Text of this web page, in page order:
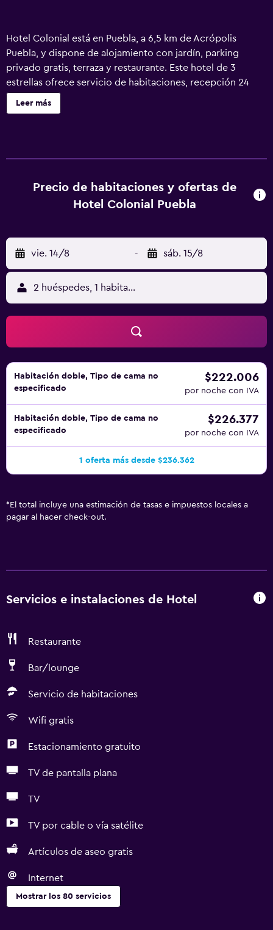
Hotel Colonial está en Puebla, a 6,5 km de Acrópolis
Puebla, y dispone de alojamiento con jardín, parking
privado gratis, terraza y restaurante. Este hotel de 3
estrellas ofrece servicio de habitaciones, recepción 24
horas y wifi gratis. El alojamiento está a 4 min a pie de
Biblioteca Palafoxiana y a 400 metros del centro de la
también tienen vistas a la ciudad. En el hotel, todas las
habitaciones incluyen ropa de cama y toallas. Centro de
(Aeropuerto internacional Hermanos Serdán) está a 23 km.
Leer más
Precio de habitaciones y ofertas de
Hotel Colonial Puebla
vie. 14/8 - sáb. 15/8
2 huéspedes, 1 habitación
Habitación doble, Tipo de cama no
especificado
$222.006
por noche con IVA
Habitación doble, Tipo de cama no
especificado
$226.377
por noche con IVA
1 oferta más desde $236.362
* El total incluye una estimación de tasas e impuestos locales a
pagar al hacer check-out.
Servicios e instalaciones de Hotel
Restaurante
Bar/lounge
Servicio de habitaciones
Wifi gratis
Estacionamiento gratuito
TV de pantalla plana
TV
TV por cable o vía satélite
Artículos de aseo gratis
Internet
Mostrar los 80 servicios